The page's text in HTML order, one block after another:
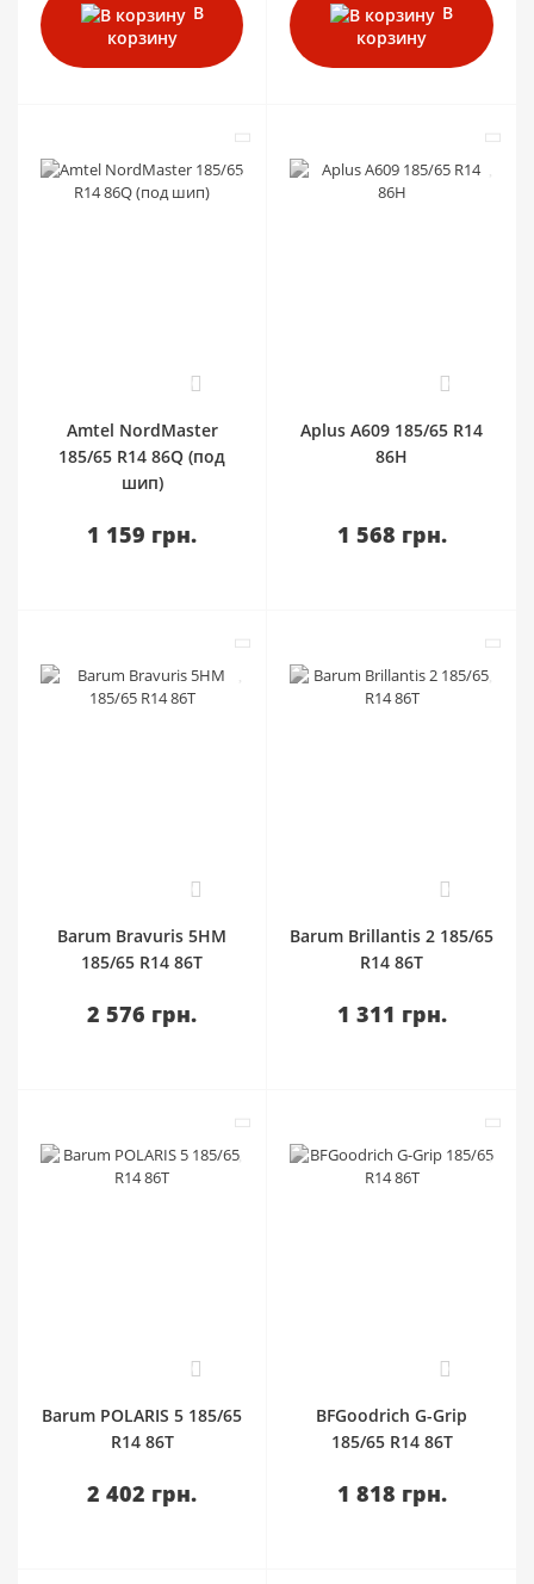
В
корзину
В
корзину
0
Amtel NordMaster
185/65 R14 86Q (под
шип)
1 159 грн.
0
Aplus A609 185/65 R14
86H
1 568 грн.
0
Barum Bravuris 5HM
185/65 R14 86T
2 576 грн.
0
Barum Brillantis 2 185/65
R14 86T
1 311 грн.
0
Barum POLARIS 5 185/65
R14 86T
2 402 грн.
0
BFGoodrich G-Grip
185/65 R14 86T
1 818 грн.